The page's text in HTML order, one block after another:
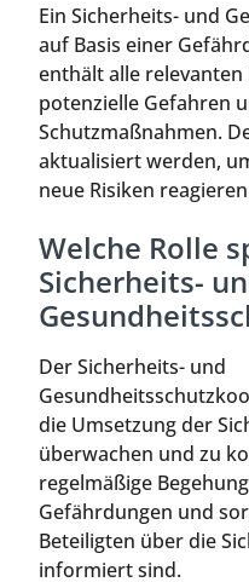
Ein Sicherheits- und
auf Basis einer
enthält alle
potenzielle Gefahren
Schutzmaßnahmen.
aktualisiert werden,
neue Risiken
Welche Rolle
Sicherheits-
Der Sicherheits- und
die Umsetzung der
überwachen und zu
regelmäßige
Gefährdungen und
Beteiligten über die
informiert sind.